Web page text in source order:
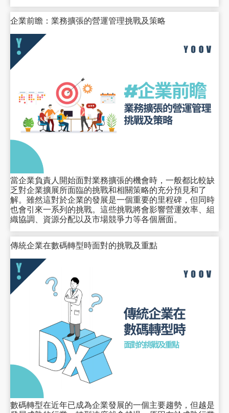
企業前瞻：業務擴張的營運管理挑戰及策略
當企業負責人開始面對業務擴張的機會時，一般都比較缺
乏對企業擴展所面臨的挑戰和相關策略的充分預見和了
解。雖然這對於企業的發展是一個重要的里程碑，但同時
也會引來一系列的挑戰。這些挑戰將會影響營運效率、組
織協調、資源分配以及市場競爭力等各個層面。
傳統企業在數碼轉型時面對的挑戰及重點
數碼轉型在近年已成為企業發展的一個主要趨勢，但越是